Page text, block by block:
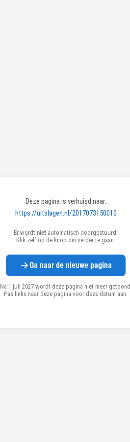
Deze pagina is verhuisd naar:
https://uitslagen.nl/2017073150010
Er wordt niet automatisch doorgestuurd.
Klik zelf op de knop om verder te gaan.
Ga naar de nieuwe pagina
Na 1 juli 2027 wordt deze pagina niet meer getoond.
Pas links naar deze pagina voor deze datum aan.